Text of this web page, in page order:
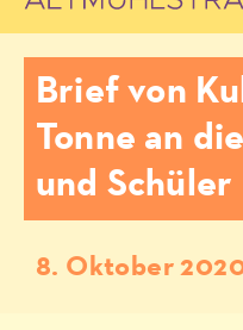
Brief von
Tonne an
und Schüler
8. Oktober